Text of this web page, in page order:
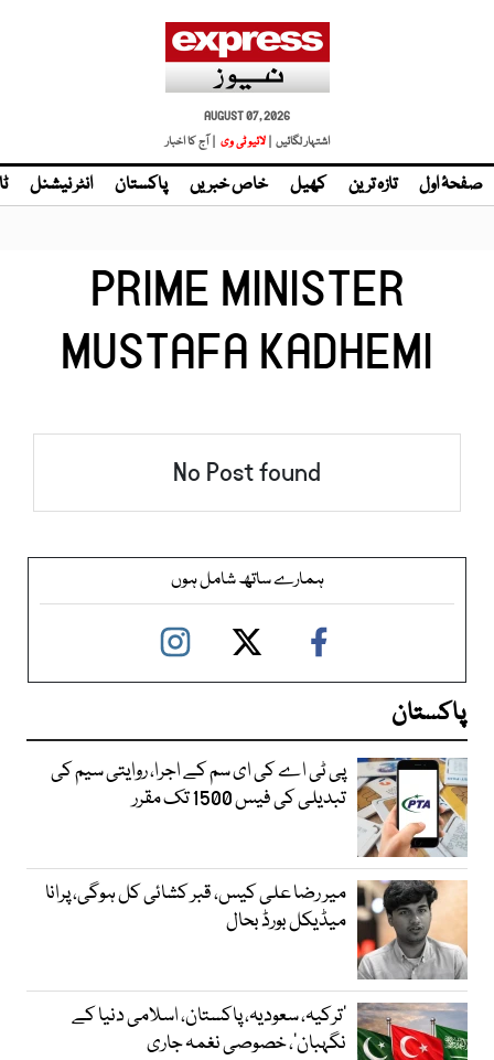
AUGUST 07, 2026
اشتہار لگائیں | لائیو ٹی وی | آج کا اخبار
صفحۂ اول تازہ ترین کھیل خاص خبریں پاکستان انٹر نیشنل
PRIME MINISTER
MUSTAFA KADHEMI
No Post found
ہمارے ساتھ شامل ہوں
پاکستان
پی ٹی اے کی ای سم کے اجرا، روایتی سیم کی
تبدیلی کی فیس 1500 تک مقرر
میر رضا علی کیس، قبر کشائی کل ہوگی، پرانا
میڈیکل بورڈ بحال
‘ترکیہ، سعودیہ، پاکستان، اسلامی دنیا کے
نگہبان’، خصوصی نغمہ جاری